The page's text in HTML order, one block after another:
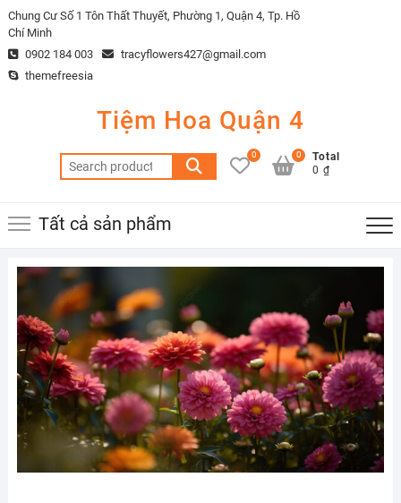
Skip
to
content
Chung Cư Số 1 Tôn Thất Thuyết, Phường 1, Quận 4, Tp. Hồ
Chí Minh
0902 184 003
tracyflowers427@gmail.com
themefreesia
Tiệm Hoa Quận 4
Search
for:
0
Total
0 ₫
0
Tất cả sản phẩm